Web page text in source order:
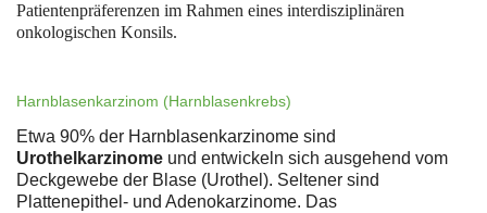
Patientenpräferenzen im Rahmen eines interdisziplinären
onkologischen Konsils.
Harnblasenkarzinom (Harnblasenkrebs)
Etwa 90% der Harnblasenkarzinome sind
Urothelkarzinome und entwickeln sich ausgehend vom
Deckgewebe der Blase (Urothel). Seltener sind
Plattenepithel- und Adenokarzinome. Das